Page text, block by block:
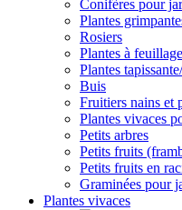
Conifères pour
Plantes
Rosiers
Plantes à
Plantes
Buis
Fruitiers nains et
Plantes vivaces
Petits arbres
Petits fruits
Petits fruits en
Graminées pour
Plantes vivaces